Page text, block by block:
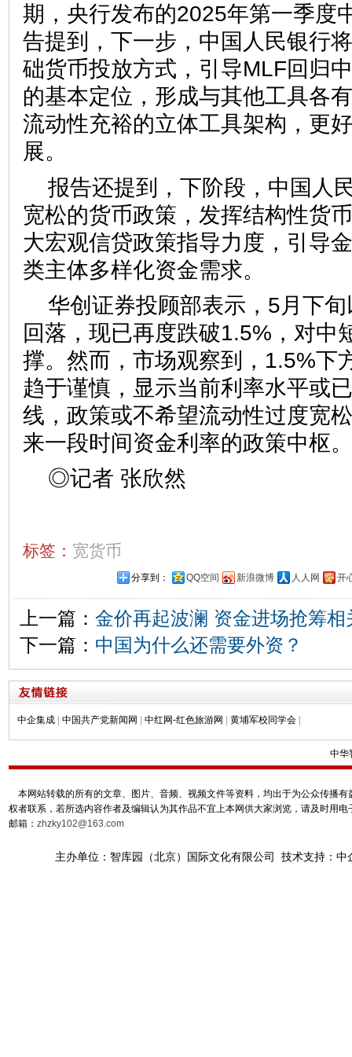
期，央行发布的2025年第一季度
告提到，下一步，中国人民银行
础货币投放方式，引导MLF回归
的基本定位，形成与其他工具各
流动性充裕的立体工具架构，更
展。
报告还提到，下阶段，中国人
宽松的货币政策，发挥结构性货
大宏观信贷政策指导力度，引导
类主体多样化资金需求。
华创证券投顾部表示，5月下
回落，现已再度跌破1.5%，对中
撑。然而，市场观察到，1.5%下
趋于谨慎，显示当前利率水平或
线，政策或不希望流动性过度宽
来一段时间资金利率的政策中枢。
◎记者 张欣然
标签： 宽货币
分享到： QQ空间 新浪微博 人人网 开
上一篇： 金价再起波澜 资金进场抢筹相
下一篇： 中国为什么还需要外资？
中企集成 | 中国共产党新闻网 | 中红网-红色旅游网 | 黄埔军校同学会 |
中华
本网站转载的所有的文章、图片、音频、视频文件等资料，均出于为公众传播
权者联系，若所选内容作者及编辑认为其作品不宜上本网供大家浏览，请及时用
邮箱： zhzky102@163.com
主办单位：智库园（北京）国际文化有限公司 技术支持：